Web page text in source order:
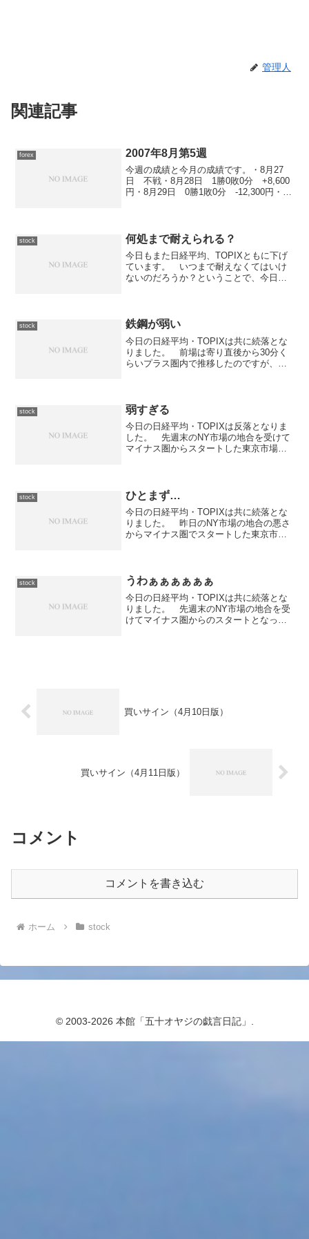
管理人
関連記事
forex 2007年8月第5週
今週の成績と今月の成績です。・8月27
日 不戦・8月28日 1勝0敗0分 +8,600
円・8月29日 0勝1敗0分 -12,300円・8
stock 何処まで耐えられる？
今日もまた日経平均、TOPIXともに下げ
ています。 いつまで耐えなくてはいけ
ないのだろうか？ということで、今日も
stock 鉄鋼が弱い
今日の日経平均・TOPIXは共に続落とな
りました。 前場は寄り直後から30分く
らいプラス圏内で推移したのですが、そ
開になりまし...
stock 弱すぎる
今日の日経平均・TOPIXは反落となりま
した。 先週末のNY市場の地合を受けて
マイナス圏からスタートした東京市場で
げて12,8...
stock ひとまず…
今日の日経平均・TOPIXは共に続落とな
りました。 昨日のNY市場の地合の悪さ
からマイナス圏でスタートした東京市場
ると上値が重く...
stock うわぁぁぁぁぁぁ
今日の日経平均・TOPIXは共に続落とな
りました。 先週末のNY市場の地合を受
けてマイナス圏からのスタートとなった
買いサイン（4月10日版）
買いサイン（4月11日版）
コメント
コメントを書き込む
ホーム stock
© 2003-2026 本館「五十オヤジの戯言日記」.